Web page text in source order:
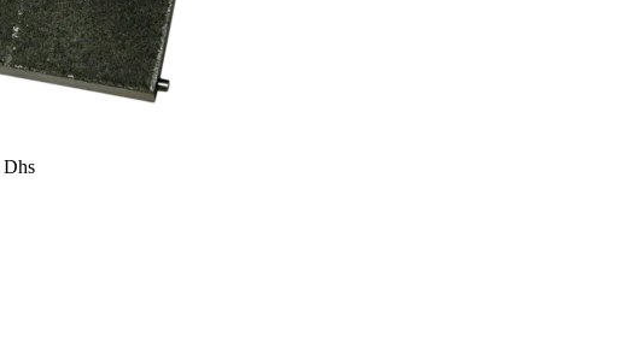
Dhs